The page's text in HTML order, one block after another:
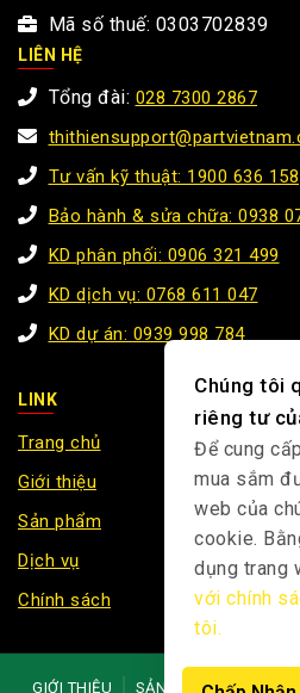
Mã số thuế: 0303702839
LIÊN HỆ
Tổng đài: 028 7300 2867
Tư vấn kỹ thuật: 1900 636 158
Bảo hành & sửa chữa: 0938
KD phân phối: 0906 321 499
KD dịch vụ: 0768 611 047
KD dự án: 0939 998 784
LINK
Trang chủ
Giới thiệu
Sản phẩm
Dịch vụ
Chính sách
GIỚI THIỆU SẢN PHẨM NHÂN SỰ
Chúng tôi
riêng tư
Để cung
mua sắm
web của
cookie.
dụng trang
với chính
tôi.